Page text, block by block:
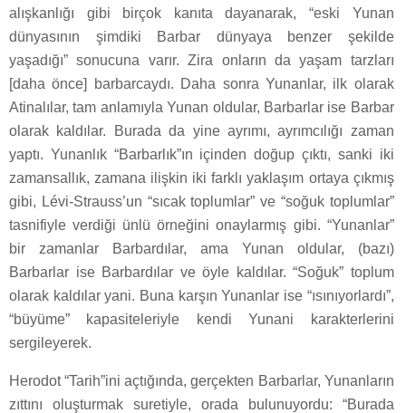
alışkanlığı gibi birçok kanıta dayanarak, “eski Yunan
dünyasının şimdiki Barbar dünyaya benzer şekilde
yaşadığı” sonucuna varır. Zira onların da yaşam tarzları
[daha önce] barbarcaydı. Daha sonra Yunanlar, ilk olarak
Atinalılar, tam anlamıyla Yunan oldular, Barbarlar ise Barbar
olarak kaldılar. Burada da yine ayrımı, ayrımcılığı zaman
yaptı. Yunanlık “Barbarlık”ın içinden doğup çıktı, sanki iki
zamansallık, zamana ilişkin iki farklı yaklaşım ortaya çıkmış
gibi, Lévi-Strauss’un “sıcak toplumlar” ve “soğuk toplumlar”
tasnifiyle verdiği ünlü örneğini onaylarmış gibi. “Yunanlar”
bir zamanlar Barbardılar, ama Yunan oldular, (bazı)
Barbarlar ise Barbardılar ve öyle kaldılar. “Soğuk” toplum
olarak kaldılar yani. Buna karşın Yunanlar ise “ısınıyorlardı”,
“büyüme” kapasiteleriyle kendi Yunani karakterlerini
sergileyerek.
Herodot “Tarih”ini açtığında, gerçekten Barbarlar, Yunanların
zıttını oluşturmak suretiyle, orada bulunuyordu: “Burada